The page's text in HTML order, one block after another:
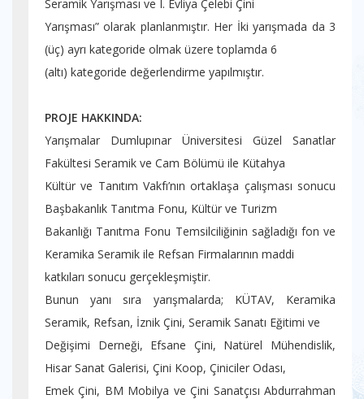
Seramik Yarışması ve I. Evliya Çelebi Çini
Yarışması” olarak planlanmıştır. Her İki yarışmada da 3
(üç) ayrı kategoride olmak üzere toplamda 6
(altı) kategoride değerlendirme yapılmıştır.
PROJE HAKKINDA:
Yarışmalar Dumlupınar Üniversitesi Güzel Sanatlar
Fakültesi Seramik ve Cam Bölümü ile Kütahya
Kültür ve Tanıtım Vakfı’nın ortaklaşa çalışması sonucu
Başbakanlık Tanıtma Fonu, Kültür ve Turizm
Bakanlığı Tanıtma Fonu Temsilciliğinin sağladığı fon ve
Keramika Seramik ile Refsan Firmalarının maddi
katkıları sonucu gerçekleşmiştir.
Bunun yanı sıra yarışmalarda; KÜTAV, Keramika
Seramik, Refsan, İznik Çini, Seramik Sanatı Eğitimi ve
Değişimi Derneği, Efsane Çini, Natürel Mühendislik,
Hisar Sanat Galerisi, Çini Koop, Çiniciler Odası,
Emek Çini, BM Mobilya ve Çini Sanatçısı Abdurrahman